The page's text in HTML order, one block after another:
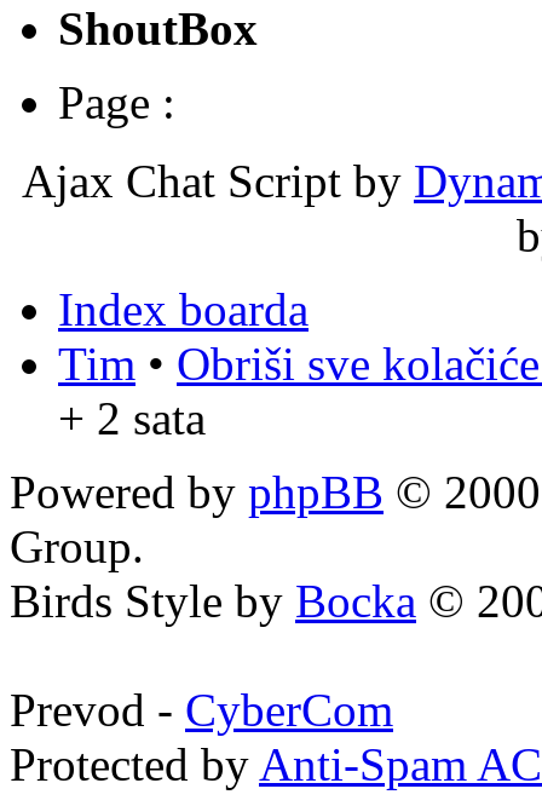
ShoutBox
Page :
Ajax Chat Script by
Index boarda
Tim • Obriši sve
+ 2 sata
Powered by phpBB ©
Group.
Birds Style by Bocka ©
Prevod - CyberCom
Protected by Anti-Spam